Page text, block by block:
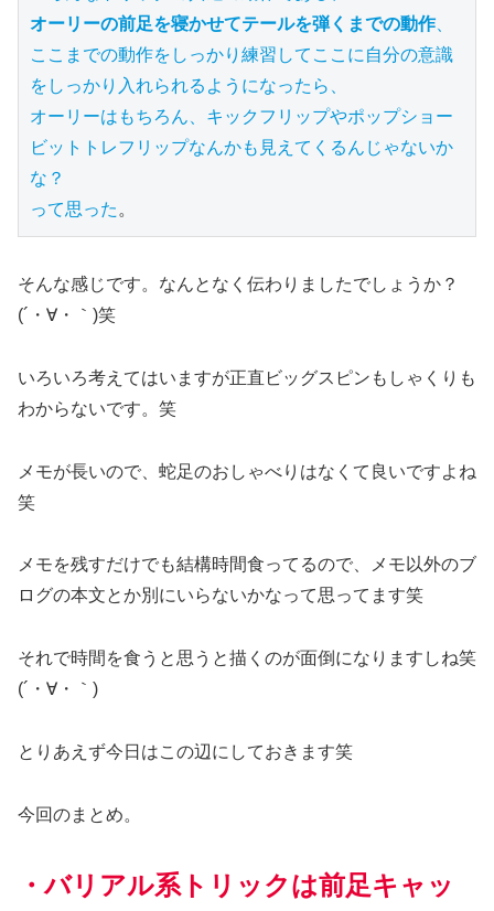
オーリーの前足を寝かせてテールを弾くまでの動作、
ここまでの動作をしっかり練習してここに自分の意識
をしっかり入れられるようになったら、
オーリーはもちろん、キックフリップやポップショー
ビットトレフリップなんかも見えてくるんじゃないか
な？
って思った。
そんな感じです。なんとなく伝わりましたでしょうか？
(´・∀・｀)笑
いろいろ考えてはいますが正直ビッグスピンもしゃくりも
わからないです。笑
メモが長いので、蛇足のおしゃべりはなくて良いですよね
笑
メモを残すだけでも結構時間食ってるので、メモ以外のブ
ログの本文とか別にいらないかなって思ってます笑
それで時間を食うと思うと描くのが面倒になりますしね笑
(´・∀・｀)
とりあえず今日はこの辺にしておきます笑
今回のまとめ。
・バリアル系トリックは前足キャッ